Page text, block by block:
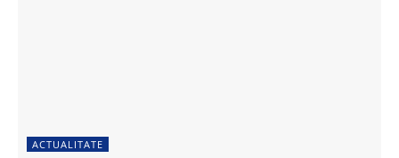
ACTUALITATE